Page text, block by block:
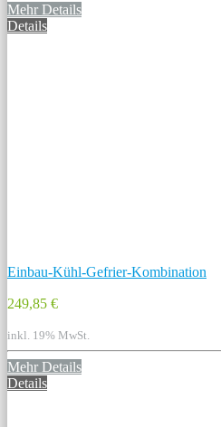
Mehr Details
Details
Einbau-Kühl-Gefrier-Kombination
249,85 €
inkl. 19% MwSt.
Mehr Details
Details